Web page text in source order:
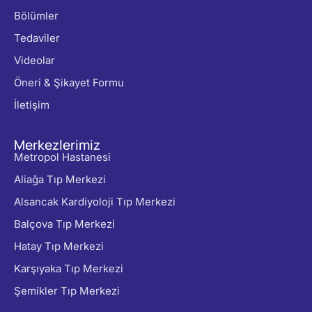
Bölümler
Tedaviler
Videolar
Öneri & Şikayet Formu
İletişim
Merkezlerimiz
Metropol Hastanesi
Aliağa Tıp Merkezi
Alsancak Kardiyoloji Tıp Merkezi
Balçova Tıp Merkezi
Hatay Tıp Merkezi
Karşıyaka Tıp Merkezi
Şemikler Tıp Merkezi